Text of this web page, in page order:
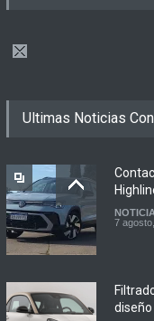
Ultimas Noticias
7